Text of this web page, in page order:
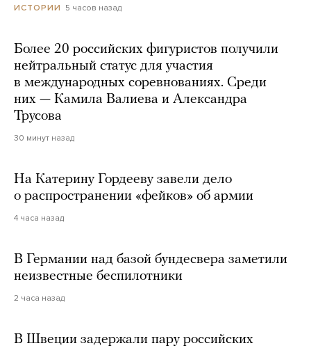
ИСТОРИИ 5 часов назад
Более 20 российских фигуристов получили
нейтральный статус для участия
в международных соревнованиях. Среди
них — Камила Валиева и Александра
Трусова
30 минут назад
На Катерину Гордееву завели дело
о распространении «фейков» об армии
4 часа назад
В Германии над базой бундесвера заметили
неизвестные беспилотники
2 часа назад
В Швеции задержали пару российских